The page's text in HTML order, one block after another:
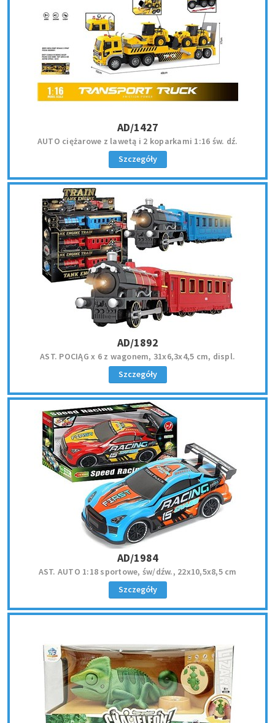
AD/1427
AUTO ciężarowe z lawetą i 2 koparkami 1:16 św. dź.
Szczegóły
AD/1892
AST. POCIĄG x 6 z wagonem, 31x6,3x4,5 cm, displ.
Szczegóły
AD/1984
AST. AUTO 1:18 sportowe, św/dźw., 22x10,5x8,5 cm
Szczegóły